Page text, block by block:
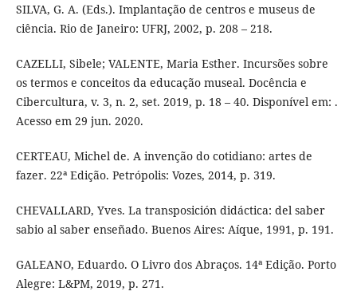
SILVA, G. A. (Eds.). Implantação de centros e museus de
ciência. Rio de Janeiro: UFRJ, 2002, p. 208 – 218.
CAZELLI, Sibele; VALENTE, Maria Esther. Incursões sobre
os termos e conceitos da educação museal. Docência e
Cibercultura, v. 3, n. 2, set. 2019, p. 18 – 40. Disponível em: .
Acesso em 29 jun. 2020.
CERTEAU, Michel de. A invenção do cotidiano: artes de
fazer. 22ª Edição. Petrópolis: Vozes, 2014, p. 319.
CHEVALLARD, Yves. La transposición didáctica: del saber
sabio al saber enseñado. Buenos Aires: Aíque, 1991, p. 191.
GALEANO, Eduardo. O Livro dos Abraços. 14ª Edição. Porto
Alegre: L&PM, 2019, p. 271.